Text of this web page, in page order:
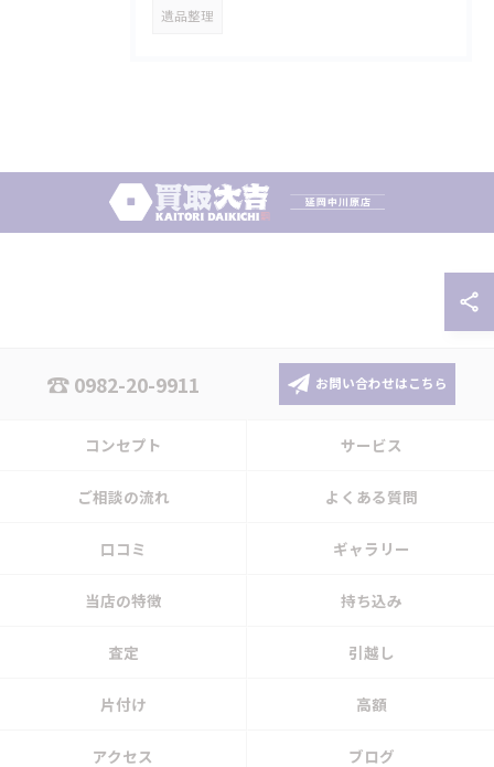
遺品整理
0982-20-9911 お問い合わせはこちら
コンセプト サービス
ご相談の流れ よくある質問
口コミ ギャラリー
当店の特徴 持ち込み
査定 引越し
片付け 高額
アクセス ブログ